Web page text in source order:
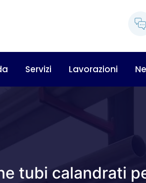
Servizi Lavorazioni
tubi calandrati